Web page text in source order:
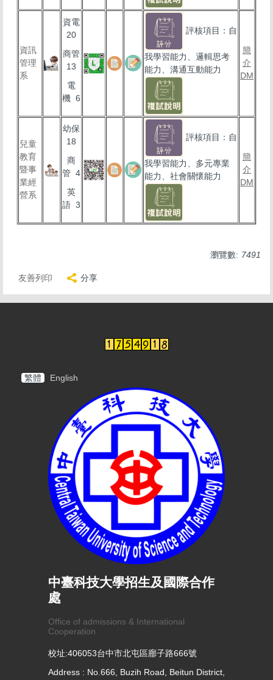
資訊
管理
系
資電
20
商管
13
電
機 6
評核項目：自
我學習能力、邏輯思考
能力、溝通互動能力
簡
介
DM
兒童
教育
暨事
業經
營系
幼保
18
商
管 4
英
語 3
評核項目：自
我學習能力、多元專業
能力、社會關懷能力
簡
介
DM
瀏覽數: 7491
友善列印 分享
繁體 English
中臺科技大學招生及國際合作
處
Office of admissions & International
Cooperation
校址:406053台中市北屯區廍子路666號
Address : No.666, Buzih Road, Beitun District,